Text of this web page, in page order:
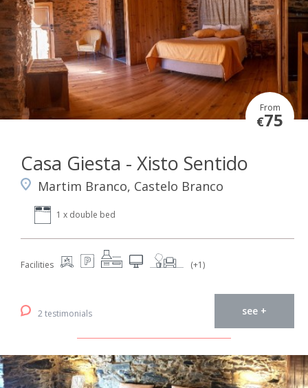
From
€75
Casa Giesta - Xisto Sentido
Martim Branco, Castelo Branco
1 x double bed
Facilities (+1)
2 testimonials see +